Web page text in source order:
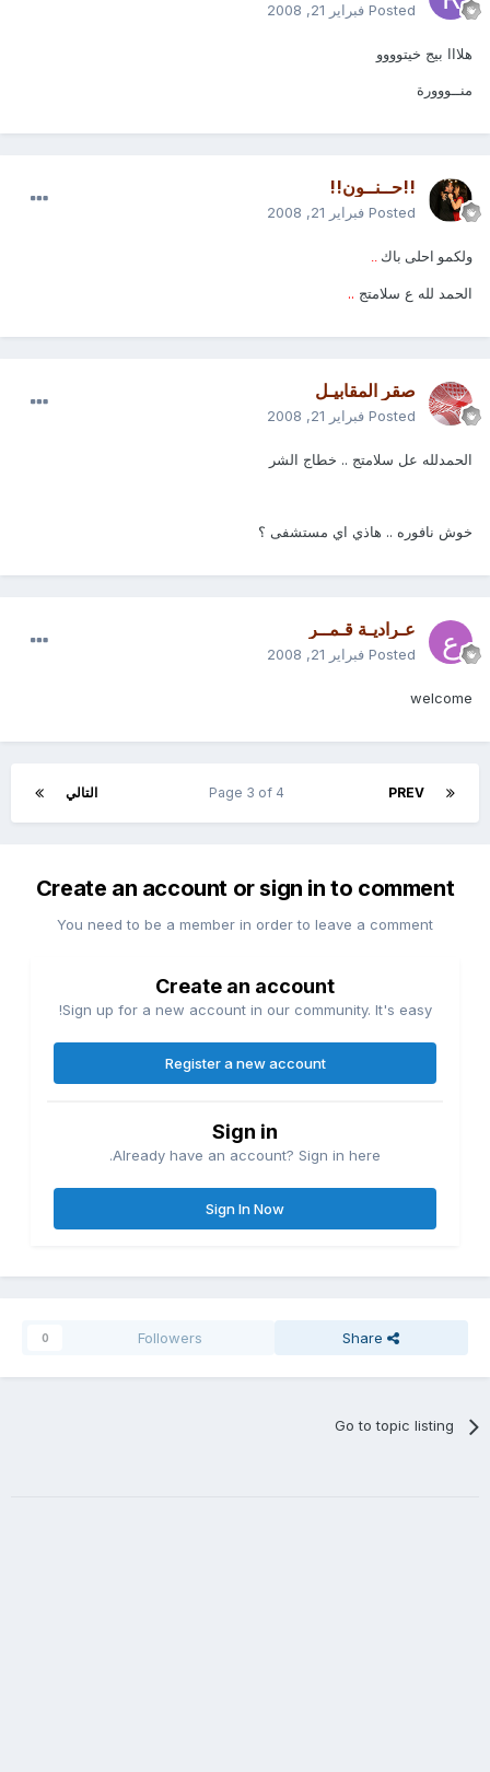
Posted فبراير 21, 2008
هلااا بيج خيتوووو
منــووورة
!!حــنــون!!
Posted فبراير 21, 2008
ولكمو احلى باك..
الحمد لله ع سلامتج..
صقر المقابيـل
Posted فبراير 21, 2008
الحمدلله عل سلامتج .. خطاج الشر
خوش نافوره .. هاذي اي مستشفى ؟
عـراديـة قـمــر
Posted فبراير 21, 2008
welcome
PREV التالي Page 3 of 4
Create an account or sign in to comment
You need to be a member in order to leave a comment
Create an account
Sign up for a new account in our community. It's easy!
Register a new account
Sign in
Already have an account? Sign in here.
Sign In Now
Share
Followers
0
Go to topic listing